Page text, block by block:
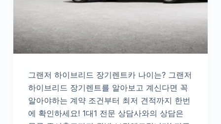
그랜저 하이브리드 장기렌트카 나이는? 그랜저
하이브리드 장기렌트를 알아보고 계신다면 꼭
알아야하는 계약 조건부터 최저 견적까지 한번
에 확인하세요! 1대1 전문 상담사와의 상담은